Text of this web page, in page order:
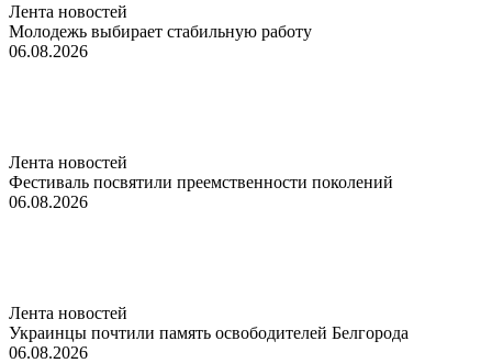
Лента новостей
Молодежь выбирает стабильную работу
06.08.2026
Лента новостей
Фестиваль посвятили преемственности поколений
06.08.2026
Лента новостей
Украинцы почтили память освободителей Белгорода
06.08.2026